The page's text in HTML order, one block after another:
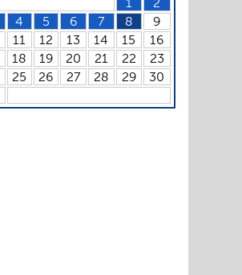
4 5 6 7 8
9
11 12 13 14 15
16
18 19 20 21 22
23
25 26 27 28 29
30